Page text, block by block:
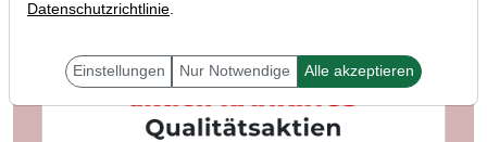
Datenschutzrichtlinie.
Einstellungen Nur Notwendige Alle akzeptieren